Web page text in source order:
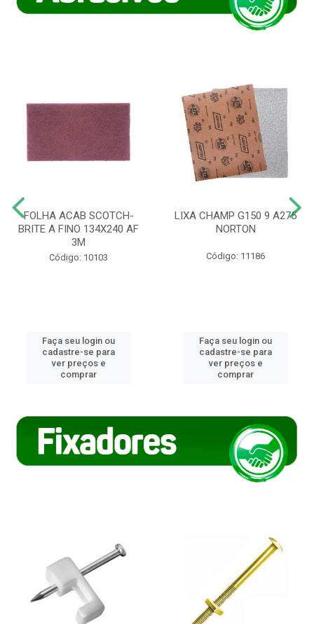
FOLHA ACAB SCOTCH-
BRITE A FINO 134X240 AF
3M
Código: 10103
Faça seu login ou
cadastre-se para
ver preços e
comprar
LIXA CHAMP G150 9 A275
NORTON
Código: 11186
Faça seu login ou
cadastre-se para
ver preços e
comprar